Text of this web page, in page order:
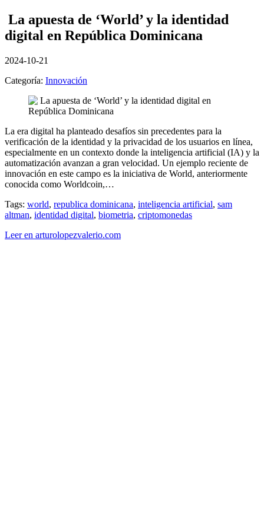
La apuesta de ‘World’ y la identidad
digital en República Dominicana
2024-10-21
Categoría: Innovación
La era digital ha planteado desafíos sin precedentes para la
verificación de la identidad y la privacidad de los usuarios en línea,
especialmente en un contexto donde la inteligencia artificial (IA) y la
automatización avanzan a gran velocidad. Un ejemplo reciente de
innovación en este campo es la iniciativa de World, anteriormente
conocida como Worldcoin,…
Tags: world, republica dominicana, inteligencia artificial, sam
altman, identidad digital, biometria, criptomonedas
Leer en arturolopezvalerio.com